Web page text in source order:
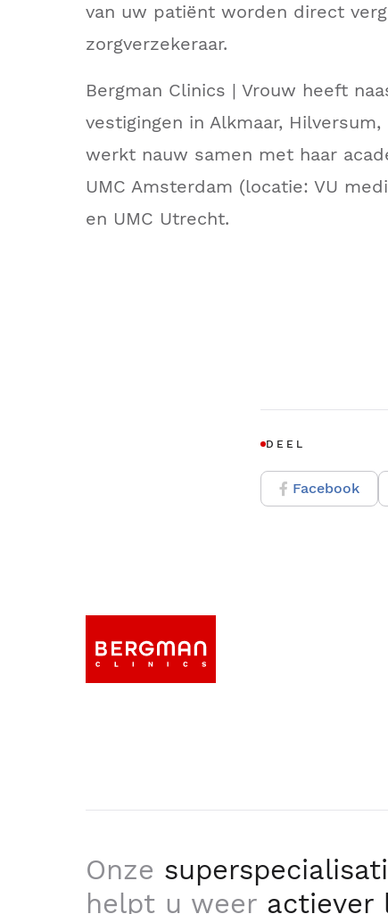
van uw patiënt worden direct
zorgverzekeraar.
Bergman Clinics | Vrouw heeft
vestigingen in Alkmaar,
werkt nauw samen met haar
UMC Amsterdam (locatie: VU
en UMC Utrecht.
DEEL
Facebook
Onze
helpt u weer actiever